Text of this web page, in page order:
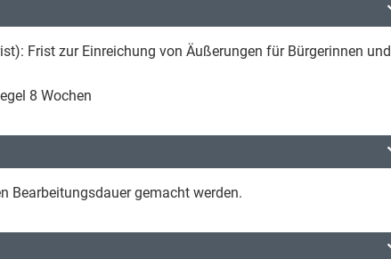
Frist zur Einreichung von Äußerungen für Bürgerinnen und
8 Wochen
Bearbeitungsdauer gemacht werden.